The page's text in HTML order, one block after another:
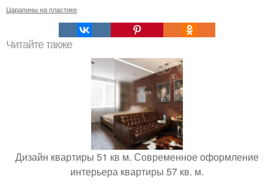
Царапины на пластике
Читайте также
Дизайн квартиры 51 кв м. Современное оформление
интерьера квартиры 57 кв. м.